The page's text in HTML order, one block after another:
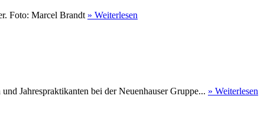
Foto: Marcel Brandt » Weiterlesen
Jahrespraktikanten bei der Neuenhauser Gruppe... » Weiterlesen